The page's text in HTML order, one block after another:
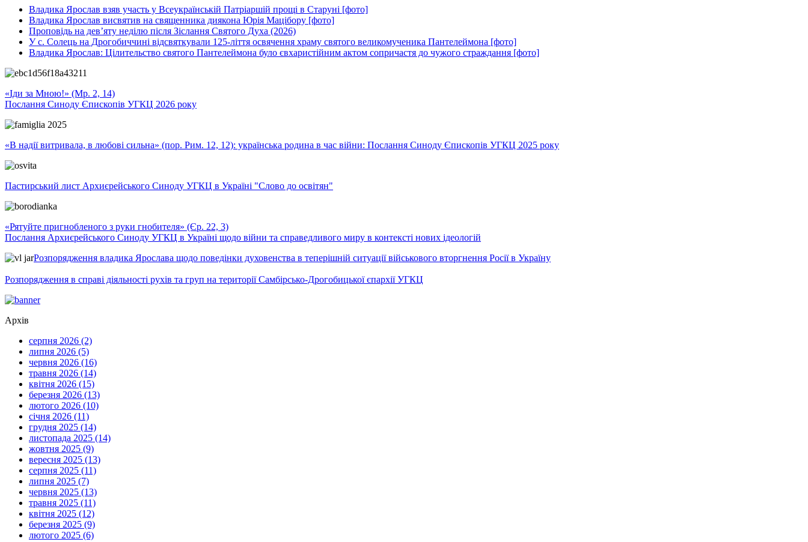
Владика Ярослав взяв участь у Всеукраїнській Патріаршій прощі в Старуні [фото]
Владика Ярослав висвятив на священника диякона Юрія Мацібору [фото]
Проповідь на дев’яту неділю після Зіслання Святого Духа (2026)
У с. Солець на Дрогобиччині відсвяткували 125-ліття освячення храму святого великомученика Пантелеймона [фото]
Владика Ярослав: Цілительство святого Пантелеймона було євхаристійним актом сопричастя до чужого страждання [фото]
«Іди за Мною!» (Мр. 2, 14)
Послання Синоду Єпископів УГКЦ 2026 року
«В надії витривала, в любові сильна» (пор. Рим. 12, 12): українська родина в час війни: Послання Синоду Єпископів УГКЦ 2025 року
Пастирський лист Архиєрейського Синоду УГКЦ в Україні "Слово до освітян"
«Рятуйте пригнобленого з руки гнобителя» (Єр. 22, 3)
Послання Архиєрейського Синоду УГКЦ в Україні щодо війни та справедливого миру в контексті нових ідеологій
Розпорядження владика Ярослава щодо поведінки духовенства в теперішній ситуації військового вторгнення Росії в Україну
Розпорядження в справі діяльності рухів та груп на території Самбірсько-Дрогобицької єпархії УГКЦ
Архів
серпня 2026 (2)
липня 2026 (5)
червня 2026 (16)
травня 2026 (14)
квітня 2026 (15)
березня 2026 (13)
лютого 2026 (10)
січня 2026 (11)
грудня 2025 (14)
листопада 2025 (14)
жовтня 2025 (9)
вересня 2025 (13)
серпня 2025 (11)
липня 2025 (7)
червня 2025 (13)
травня 2025 (11)
квітня 2025 (12)
березня 2025 (9)
лютого 2025 (6)